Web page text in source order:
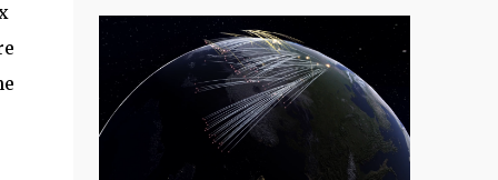
doit y avoir un progrès ; du point de vue...
marxiste/communiste), propose une analyse
complète de la situation française avec une
question pour point de départ : « Hystérie
anti-Mélenchon : de quoi l’élite française a-t-
elle peur ? » Ceux qui dirigent réellement la
France ont peur car le pays traverse une